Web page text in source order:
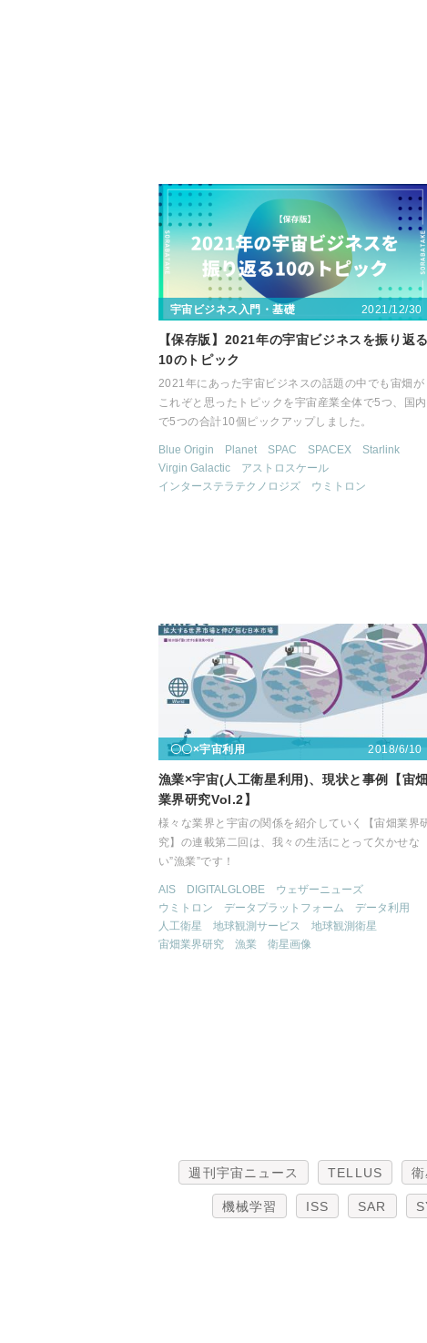
宇宙ビジネス入門・基礎 2021/12/30
【保存版】2021年の宇宙ビジネスを振り返る
10のトピック
2021年にあった宇宙ビジネスの話題の中でも宙畑が
これぞと思ったトピックを宇宙産業全体で5つ、国内
で5つの合計10個ピックアップしました。
Blue Origin Planet SPAC SPACEX
Starlink
Virgin Galactic
アストロスケール
インターステラテクノロジズ
ウミトロン
〇〇×宇宙利用 2018/6/10
漁業×宇宙(人工衛星利用)、現状と事例【宙畑
業界研究Vol.2】
様々な業界と宇宙の関係を紹介していく【宙畑業界
究】の連載第二回は、我々の生活にとって欠かせな
い”漁業”です！
AIS DIGITALGLOBE
ウェザーニューズ
ウミトロン
データプラットフォーム
データ利用
人工衛星
地球観測サービス
地球観測衛星
宙畑業界研究
漁業 衛星画像
週刊宇宙ニュース TELLUS 衛
機械学習 ISS SAR